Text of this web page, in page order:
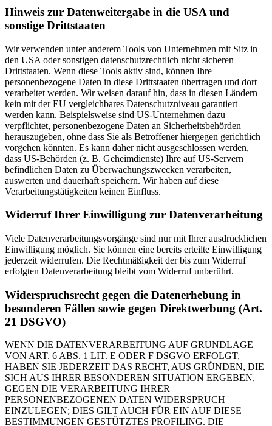
Hinweis zur Datenweitergabe in die USA und
sonstige Drittstaaten
Wir verwenden unter anderem Tools von Unternehmen mit Sitz in
den USA oder sonstigen datenschutzrechtlich nicht sicheren
Drittstaaten. Wenn diese Tools aktiv sind, können Ihre
personenbezogene Daten in diese Drittstaaten übertragen und dort
verarbeitet werden. Wir weisen darauf hin, dass in diesen Ländern
kein mit der EU vergleichbares Datenschutzniveau garantiert
werden kann. Beispielsweise sind US-Unternehmen dazu
verpflichtet, personenbezogene Daten an Sicherheitsbehörden
herauszugeben, ohne dass Sie als Betroffener hiergegen gerichtlich
vorgehen könnten. Es kann daher nicht ausgeschlossen werden,
dass US-Behörden (z. B. Geheimdienste) Ihre auf US-Servern
befindlichen Daten zu Überwachungszwecken verarbeiten,
auswerten und dauerhaft speichern. Wir haben auf diese
Verarbeitungstätigkeiten keinen Einfluss.
Widerruf Ihrer Einwilligung zur Datenverarbeitung
Viele Datenverarbeitungsvorgänge sind nur mit Ihrer ausdrücklichen
Einwilligung möglich. Sie können eine bereits erteilte Einwilligung
jederzeit widerrufen. Die Rechtmäßigkeit der bis zum Widerruf
erfolgten Datenverarbeitung bleibt vom Widerruf unberührt.
Widerspruchsrecht gegen die Datenerhebung in
besonderen Fällen sowie gegen Direktwerbung (Art.
21 DSGVO)
WENN DIE DATENVERARBEITUNG AUF GRUNDLAGE
VON ART. 6 ABS. 1 LIT. E ODER F DSGVO ERFOLGT,
HABEN SIE JEDERZEIT DAS RECHT, AUS GRÜNDEN, DIE
SICH AUS IHRER BESONDEREN SITUATION ERGEBEN,
GEGEN DIE VERARBEITUNG IHRER
PERSONENBEZOGENEN DATEN WIDERSPRUCH
EINZULEGEN; DIES GILT AUCH FÜR EIN AUF DIESE
BESTIMMUNGEN GESTÜTZTES PROFILING. DIE